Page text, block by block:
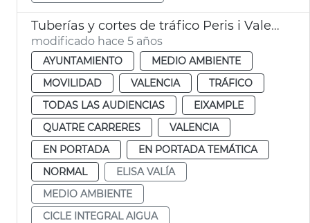
Tuberías y cortes de tráfico Peris i Valero
modificado hace 5 años
AYUNTAMIENTO
MEDIO AMBIENTE
MOVILIDAD
VALENCIA
TRÁFICO
TODAS LAS AUDIENCIAS
EIXAMPLE
QUATRE CARRERES
VALENCIA
EN PORTADA
EN PORTADA TEMÁTICA
NORMAL
ELISA VALÍA
MEDIO AMBIENTE
CICLE INTEGRAL AIGUA